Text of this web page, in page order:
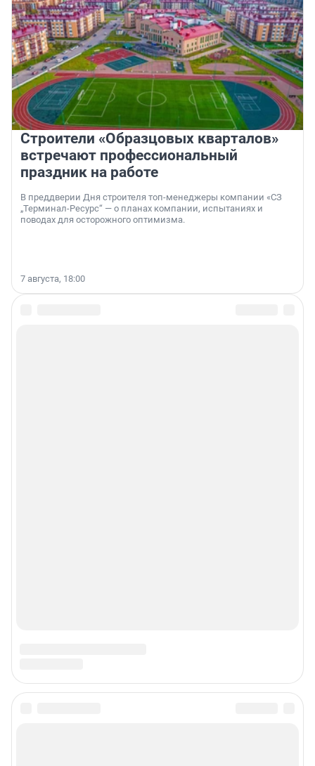
Строители «Образцовых кварталов»
встречают профессиональный
праздник на работе
В преддверии Дня строителя топ-менеджеры компании «СЗ
„Терминал-Ресурс“ — о планах компании, испытаниях и
поводах для осторожного оптимизма.
7 августа, 18:00